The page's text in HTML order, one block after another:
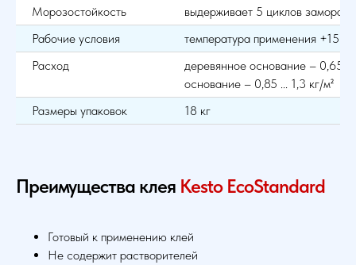
Морозостойкость
выдерживает 5 циклов
Рабочие условия
температура применения +15 -
Расход
деревянное основание – 0,65 ...
основание – 0,85 ... 1,3 кг/м²
Размеры упаковок
18 кг
Преимущества клея Kesto EcoStandard
Готовый к применению клей
Не содержит растворителей